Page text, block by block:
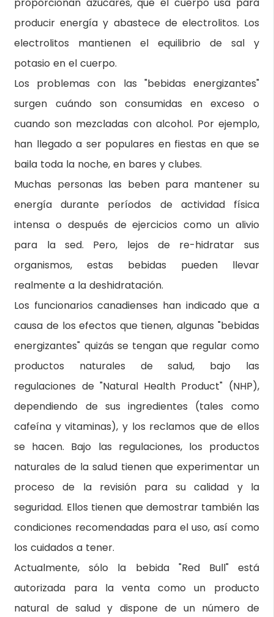
producir energía y abastece de electrolitos. Los
electrolitos mantienen el equilibrio de sal y
potasio en el cuerpo.
Los problemas con las "bebidas energizantes"
surgen cuándo son consumidas en exceso o
cuando son mezcladas con alcohol. Por ejemplo,
han llegado a ser populares en fiestas en que se
baila toda la noche, en bares y clubes.
Muchas personas las beben para mantener su
energía durante períodos de actividad física
intensa o después de ejercicios como un alivio
para la sed. Pero, lejos de re-hidratar sus
organismos, estas bebidas pueden llevar
realmente a la deshidratación.
Los funcionarios canadienses han indicado que a
causa de los efectos que tienen, algunas "bebidas
energizantes" quizás se tengan que regular como
productos naturales de salud, bajo las
regulaciones de "Natural Health Product" (NHP),
dependiendo de sus ingredientes (tales como
cafeína y vitaminas), y los reclamos que de ellos
se hacen. Bajo las regulaciones, los productos
naturales de la salud tienen que experimentar un
proceso de la revisión para su calidad y la
seguridad. Ellos tienen que demostrar también las
condiciones recomendadas para el uso, así como
los cuidados a tener.
Actualmente, sólo la bebida "Red Bull" está
autorizada para la venta como un producto
natural de salud y dispone de un número de